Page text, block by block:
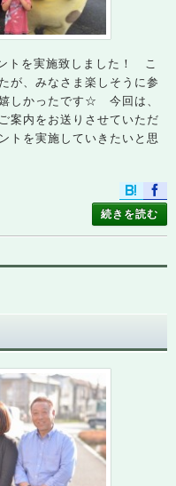
トを実施致しました！ こ
が、みなさま楽しそうに参
しかったです☆ 今回は、
案内をお送りさせていただ
トを実施していきたいと思
続きを読む